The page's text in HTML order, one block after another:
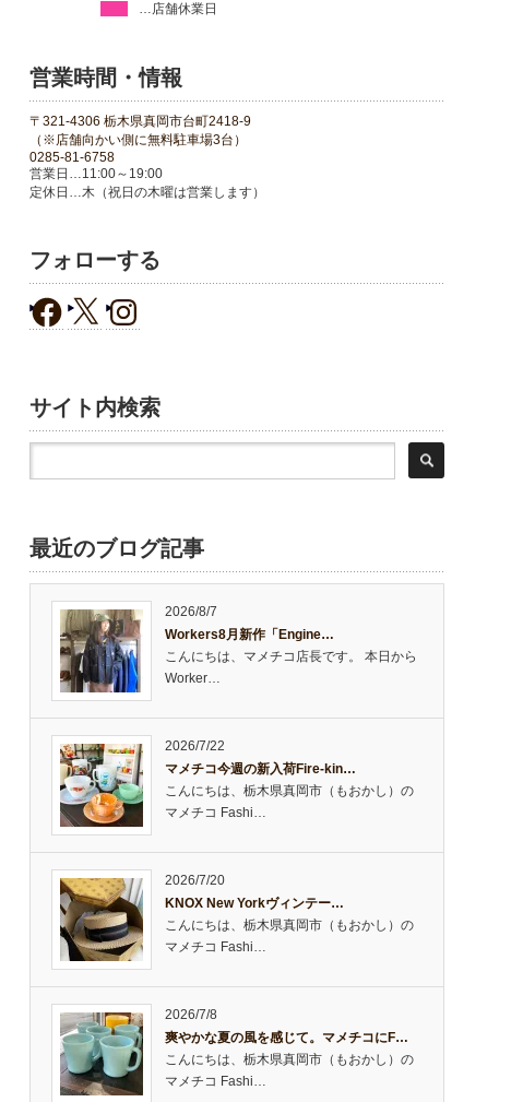
…店舗休業日
営業時間・情報
〒321-4306 栃木県真岡市台町2418-9
（※店舗向かい側に無料駐車場3台）
0285-81-6758
営業日…11:00～19:00
定休日…木（祝日の木曜は営業します）
フォローする
サイト内検索
最近のブログ記事
2026/8/7
Workers8月新作「Engine…
こんにちは、マメチコ店長です。 本日から
Worker…
2026/7/22
マメチコ今週の新入荷Fire-kin…
こんにちは、栃木県真岡市（もおかし）の
マメチコ Fashi…
2026/7/20
KNOX New Yorkヴィンテー…
こんにちは、栃木県真岡市（もおかし）の
マメチコ Fashi…
2026/7/8
爽やかな夏の風を感じて。マメチコにF…
こんにちは、栃木県真岡市（もおかし）の
マメチコ Fashi…